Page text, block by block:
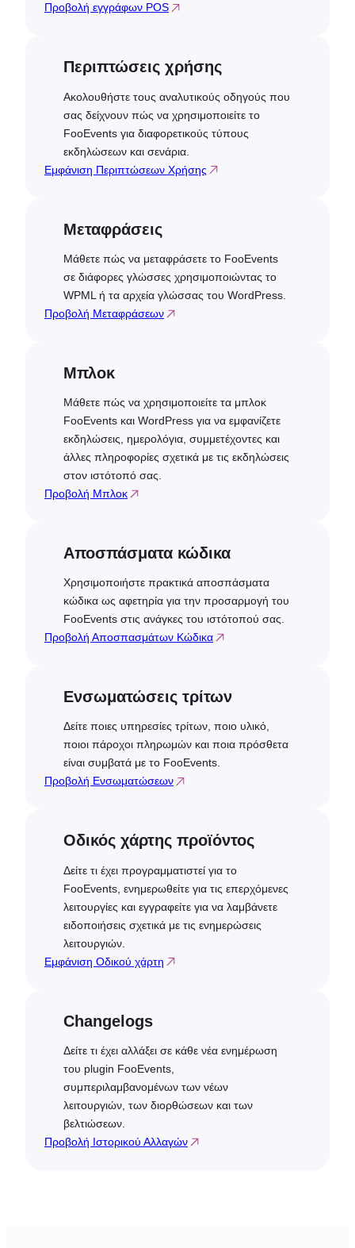
Προβολή εγγράφων POS
Περιπτώσεις χρήσης
Ακολουθήστε τους αναλυτικούς οδηγούς που
σας δείχνουν πώς να χρησιμοποιείτε το
FooEvents για διαφορετικούς τύπους
εκδηλώσεων και σενάρια.
Εμφάνιση Περιπτώσεων Χρήσης
Μεταφράσεις
Μάθετε πώς να μεταφράσετε το FooEvents
σε διάφορες γλώσσες χρησιμοποιώντας το
WPML ή τα αρχεία γλώσσας του WordPress.
Προβολή Μεταφράσεων
Μπλοκ
Μάθετε πώς να χρησιμοποιείτε τα μπλοκ
FooEvents και WordPress για να εμφανίζετε
εκδηλώσεις, ημερολόγια, συμμετέχοντες και
άλλες πληροφορίες σχετικά με τις εκδηλώσεις
στον ιστότοπό σας.
Προβολή Μπλοκ
Αποσπάσματα κώδικα
Χρησιμοποιήστε πρακτικά αποσπάσματα
κώδικα ως αφετηρία για την προσαρμογή του
FooEvents στις ανάγκες του ιστότοπού σας.
Προβολή Αποσπασμάτων Κώδικα
Ενσωματώσεις τρίτων
Δείτε ποιες υπηρεσίες τρίτων, ποιο υλικό,
ποιοι πάροχοι πληρωμών και ποια πρόσθετα
είναι συμβατά με το FooEvents.
Προβολή Ενσωματώσεων
Οδικός χάρτης προϊόντος
Δείτε τι έχει προγραμματιστεί για το
FooEvents, ενημερωθείτε για τις επερχόμενες
λειτουργίες και εγγραφείτε για να λαμβάνετε
ειδοποιήσεις σχετικά με τις ενημερώσεις
λειτουργιών.
Εμφάνιση Οδικού χάρτη
Changelogs
Δείτε τι έχει αλλάξει σε κάθε νέα ενημέρωση
του plugin FooEvents,
συμπεριλαμβανομένων των νέων
λειτουργιών, των διορθώσεων και των
βελτιώσεων.
Προβολή Ιστορικού Αλλαγών